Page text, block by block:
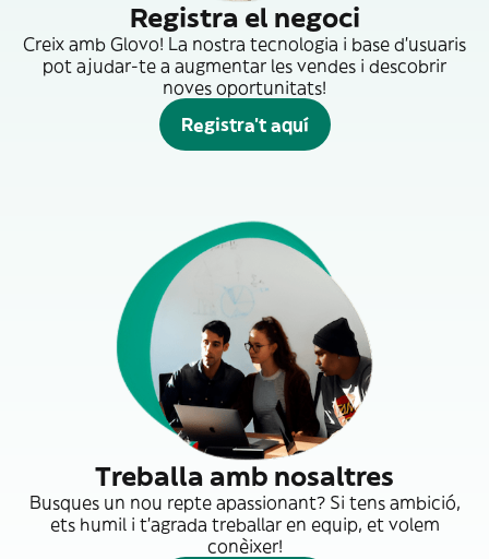
Registra el negoci
Creix amb Glovo! La nostra tecnologia i base d'usuaris
pot ajudar-te a augmentar les vendes i descobrir
noves oportunitats!
Registra't aquí
Treballa amb nosaltres
Busques un nou repte apassionant? Si tens ambició,
ets humil i t'agrada treballar en equip, et volem
conèixer!